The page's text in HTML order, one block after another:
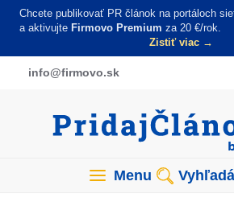
Skočiť
obsah
Chcete publikovať PR článok na portáloch
a aktivujte Firmovo Premium za 20 €/rok.
Zistiť viac →
info@firmovo.sk
Menu